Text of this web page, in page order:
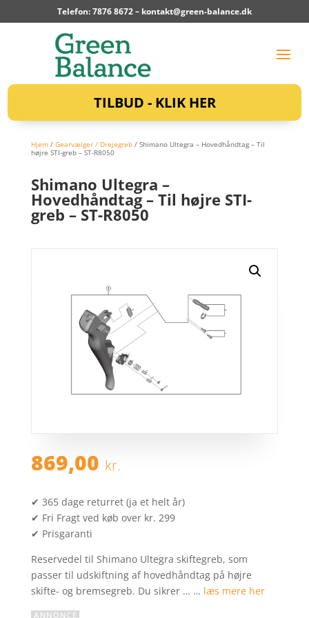
Telefon: 7876 8672 – kontakt@green-balance.dk
TILBUD - KLIK HER
Hjem/ Gearvælger / Drejegreb/ Shimano Ultegra – Hovedhåndtag – Til
højre STI-greb – ST-R8050
Shimano Ultegra –
Hovedhåndtag – Til højre STI-
greb – ST-R8050
869,00 kr.
✔ 365 dage returret (ja et helt år)
✔ Fri Fragt ved køb over kr. 299
✔ Prisgaranti
Reservedel til Shimano Ultegra skiftegreb, som
passer til udskiftning af hovedhåndtag på højre
skifte- og bremsegreb. Du sikrer … … læs mere her